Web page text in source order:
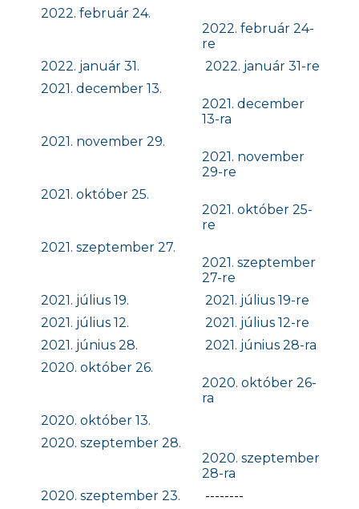
2022. február 24.
2022. február 24-
re
2022. január 31.
2022. január 31-re
2021. december 13.
2021. december
13-ra
2021. november 29.
2021. november
29-re
2021. október 25.
2021. október 25-
re
2021. szeptember 27.
2021. szeptember
27-re
2021. július 19.
2021. július 19-re
2021. július 12.
2021. július 12-re
2021. június 28.
2021. június 28-ra
2020. október 26.
2020. október 26-
ra
2020. október 13.
2020. szeptember 28.
2020. szeptember
28-ra
2020. szeptember 23.
--------